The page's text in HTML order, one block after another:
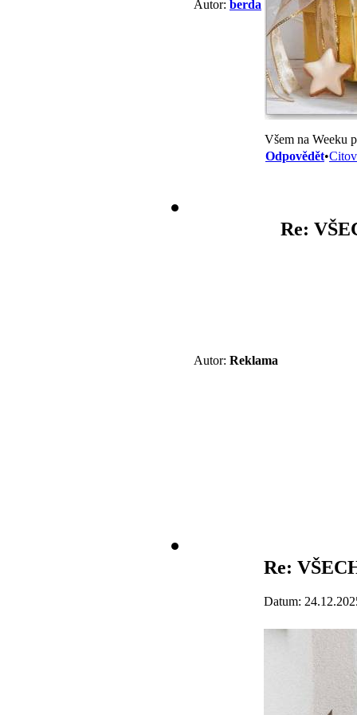
Autor: berda
Všem na Weeku
Odpovědět•
Autor: Reklama
Re:
Re:
Datum: